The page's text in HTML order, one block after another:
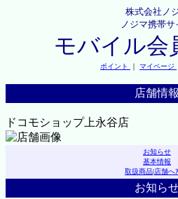
株式会社ノ
ノジマ携帯サ
モバイル会
ポイント ｜ マイページ
店舗情報
ドコモショップ上永谷店
お知らせ
基本情報
取扱商品|店舗へ
お知ら